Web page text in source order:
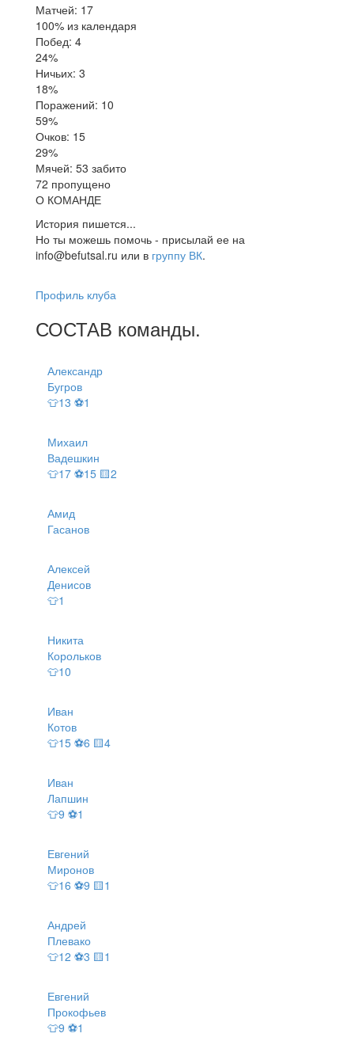
Матчей: 17
100% из календаря
Побед: 4
24%
Ничьих: 3
18%
Поражений: 10
59%
Очков: 15
29%
Мячей: 53 забито
72 пропущено
О КОМАНДЕ
История пишется...
Но ты можешь помочь - присылай ее на
info@befutsal.ru или в группу ВК.
Профиль клуба
СОСТАВ команды.
Александр
Бугров
👕13 ⚽1
Михаил
Вадешкин
👕17 ⚽15 🟨2
Амид
Гасанов
Алексей
Денисов
👕1
Никита
Корольков
👕10
Иван
Котов
👕15 ⚽6 🟨4
Иван
Лапшин
👕9 ⚽1
Евгений
Миронов
👕16 ⚽9 🟨1
Андрей
Плевако
👕12 ⚽3 🟨1
Евгений
Прокофьев
👕9 ⚽1